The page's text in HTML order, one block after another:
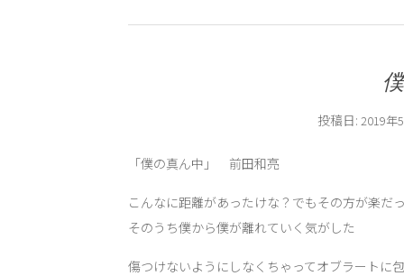
投稿日:2019年
「僕の真ん中」 前田和亮
こんなに距離があったけな？でもその方が楽だ
そのうち僕から僕が離れていく気がした
傷つけないようにしなくちゃってオブラートに